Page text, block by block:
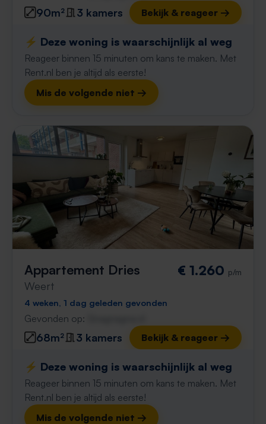
90m² 3 kamers Bekijk & reageer →
⚡️ Deze woning is waarschijnlijk al weg
Reageer binnen 15 minuten om kans te maken. Met
Rent.nl ben je altijd als eerste!
Mis de volgende niet →
Appartement Dries
Weert
€ 1.260 p/m
4 weken, 1 dag geleden gevonden
Gevonden op:
68m² 3 kamers Bekijk & reageer →
⚡️ Deze woning is waarschijnlijk al weg
Reageer binnen 15 minuten om kans te maken. Met
Rent.nl ben je altijd als eerste!
Mis de volgende niet →